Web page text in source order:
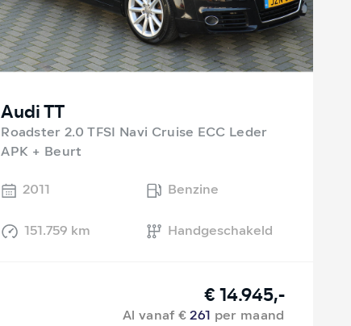
Audi TT
Roadster 2.0 TFSI Navi Cruise ECC Leder
APK + Beurt
2011
Benzine
151.759 km Handgeschakeld
€ 14.945,-
Al vanaf €261 per maand